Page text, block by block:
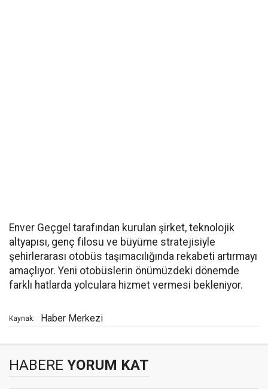
Enver Geçgel tarafından kurulan şirket, teknolojik
altyapısı, genç filosu ve büyüme stratejisiyle
şehirlerarası otobüs taşımacılığında rekabeti artırmayı
amaçlıyor. Yeni otobüslerin önümüzdeki dönemde
farklı hatlarda yolculara hizmet vermesi bekleniyor.
Kaynak: Haber Merkezi
HABERE YORUM KAT